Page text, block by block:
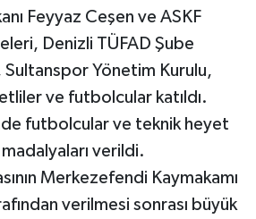
Feyyaz Ceşen ve ASKF
Denizli TÜFAD Şube
Sultanspor Yönetim Kurulu,
ve futbolcular katıldı.
futbolcular ve teknik heyet
verildi.
Merkezefendi Kaymakamı
verilmesi sonrası büyük